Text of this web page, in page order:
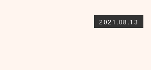
2021.08.13